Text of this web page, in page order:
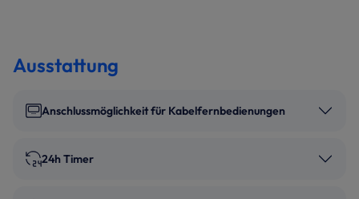
Ausstattung
Anschlussmöglichkeit für Kabelfernbedienungen
24h Timer